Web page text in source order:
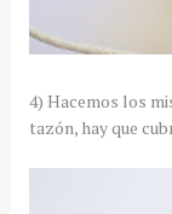
4) Hacemos los
tazón, hay que